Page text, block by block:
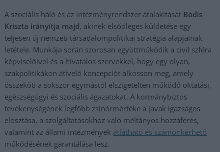
A szociális háló és az intézményrendszer átalakítását Bódis
Kriszta irányítja majd, akinek elsődleges küldetése egy
teljesen új nemzeti társadalompolitikai stratégia alapjainak
letétele. Munkája során szorosan együttműködik a civil szféra
képviselőivel és a hivatalos szervekkel, hogy egy olyan,
szakpolitikákon átívelő koncepciót alkosson meg, amely
összeköti a sokszor egymástól elszigetelten működő oktatási,
egészségügyi és szociális ágazatokat. A kormánybiztos
tevékenységének legfőbb zsinórmértéke a javak igazságos
elosztása, a szolgáltatásokhoz való méltányos hozzáférés,
valamint az állami intézmények átlátható és számonkérhető
működésének garantálása lesz.